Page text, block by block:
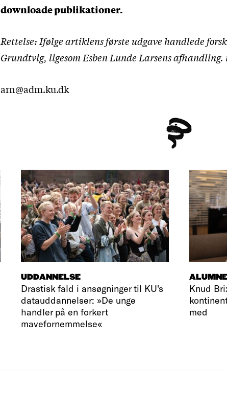
downloade publikationer.
Rettelse: Ifølge artiklens første udgave handlede
Grundtvig, ligesom Esben Lunde Larsens
arn@adm.ku.dk
UDDANNELSE
Drastisk fald i ansøgninger til KU's
datauddannelser: »De unge
handler på en forkert
mavefornemmelse«
Knud
med